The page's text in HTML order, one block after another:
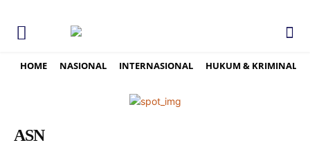
HOME NASIONAL INTERNASIONAL HUKUM & KRIMINAL
ASN